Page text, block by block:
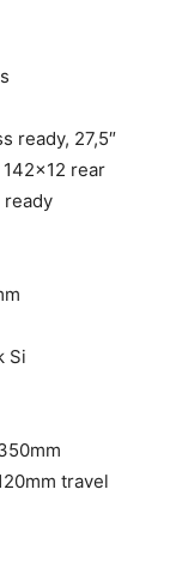
ready, 27,5″
rear
ready
Si
travel